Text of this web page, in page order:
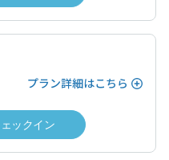
プラン詳細はこちら
ックイン